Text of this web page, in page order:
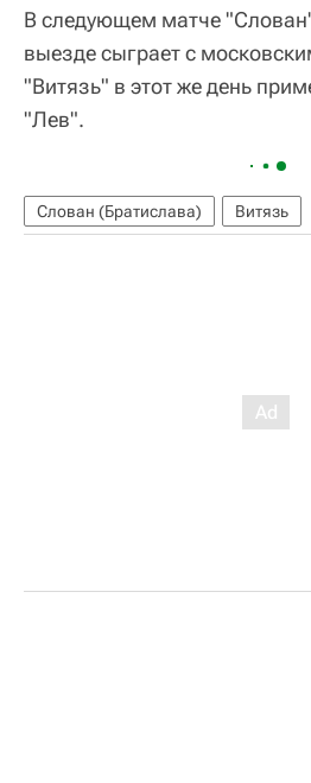
В следующем матче
выезде сыграет с
"Витязь" в этот же день
"Лев".
Слован (Братислава) Витязь